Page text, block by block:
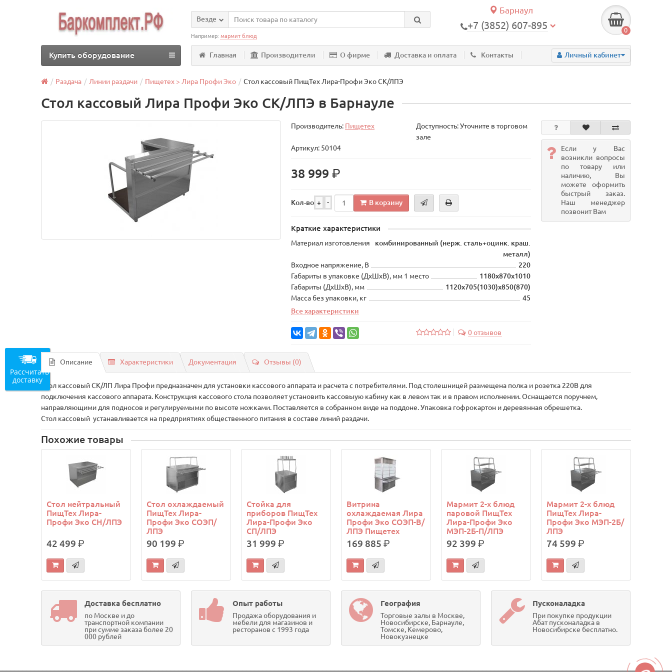
Барнаул
+7 (3852) 607-895 0
Везде
Например:мармит блюд
Главная Производители О фирме Доставка и оплата Контакты Личный кабинет
Купить оборудование
Раздача Линии раздачи Пищетех > Лира Профи Эко Стол кассовый ПищТех Лира-Профи Эко СК/ЛПЭ
Стол кассовый Лира Профи Эко СК/ЛПЭ в Барнауле
Производитель: Пищетех
Доступность: Уточните в торговом
зале
Артикул: 50104
38 999р.
Кол-во + - В корзину
Краткие характеристики
Материал изготовления
комбинированный (нерж. сталь+оцинк. краш.
металл)
Входное напряжение, В
220
Габариты в упаковке (ДхШхВ), мм 1 место
1180х870х1010
Габариты (ДхШхВ), мм
1120x705(1030)x850(870)
Масса без упаковки, кг
45
Все характеристики
0 отзывов
Если у Вас
возникли вопросы
по товару или
наличию, Вы
можете оформить
быстрый заказ.
Наш менеджер
позвонит Вам
Описание Характеристики Документация Отзывы (0)
Стол кассовый СК/ЛП Лира Профи предназначен для установки кассового аппарата и расчета с потребителями. Под столешницей размещена полка и розетка 220В для
подключения кассового аппарата. Конструкция кассового стола позволяет установить кассовыую кабину как в левом так и в правом исполнении. Оснащается поручнем,
направляющими для подносов и регулируемыми по высоте ножками. Поставляется в собранном виде на поддоне. Упаковка гофрокартон и деревянная обрешетка.
Стол кассовый устанавливается на предприятиях общественного питания в составе линий раздачи.
Похожие товары
Стол нейтральный
ПищТех Лира-
Профи Эко СН/ЛПЭ
42 499р.
Стол охлаждаемый
ПищТех Лира-
Профи Эко СОЭП/
ЛПЭ
90 199р.
Стойка для
приборов ПищТех
Лира-Профи Эко
СП/ЛПЭ
31 999р.
Витрина
охлаждаемая Лира
Профи Эко СОЭП-В/
ЛПЭ Пищетех
169 885р.
Мармит 2-х блюд
паровой ПищТех
Лира-Профи Эко
МЭП-2Б-П/ЛПЭ
92 399р.
Мармит 2-х блюд
ПищТех Лира-
Профи Эко МЭП-2Б/
ЛПЭ
74 599р.
Доставка бесплатно
по Москве и до
транспортной компании
при сумме заказа более 20
000 рублей
Опыт работы
Продажа оборудования и
мебели для магазинов и
ресторанов с 1993 года
География
Торговые залы в Москве,
Новосибирске, Барнауле,
Томске, Кемерово,
Новокузнецке
Пусконаладка
При покупке продукции
Абат пусконаладка в
Новосибирске бесплатно.
Рассчитать
доставку